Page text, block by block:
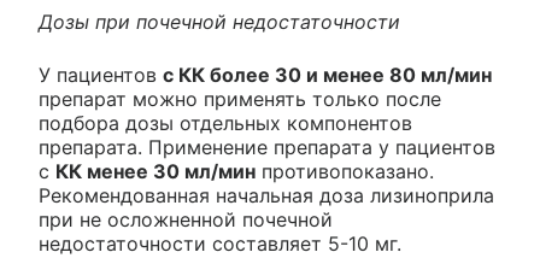
Дозы при почечной недостаточности
У пациентов с КК более 30 и менее 80 мл/мин
препарат можно применять только после
подбора дозы отдельных компонентов
препарата. Применение препарата у пациентов
с КК менее 30 мл/мин противопоказано.
Рекомендованная начальная доза лизиноприла
при не осложненной почечной
недостаточности составляет 5-10 мг.